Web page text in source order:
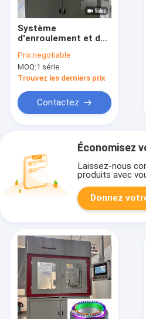
Système
d'enroulement et de
servo de précision
pour la ligne
d'assemblage de
Prix:negotiable
MOQ:1 série
Trouvez les derniers prix
Contactez
Économisez
Laissez-nous
produits avec
Donnez